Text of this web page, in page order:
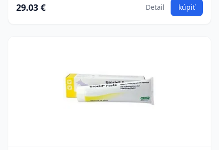
29.03 € Detail kúpiť